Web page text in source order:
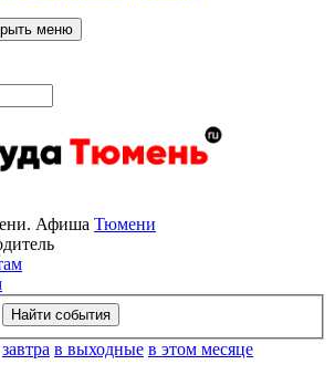
меню
Афиша Тюмени
завтра в выходные в этом месяце